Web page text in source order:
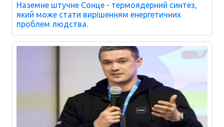
Наземне штучне Сонце - термоядерний синтез,
який може стати вирішенням енергетичних
проблем людства.